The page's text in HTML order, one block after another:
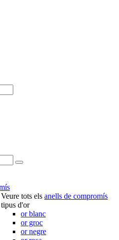
Veure tots els anells de compromís
tipus d'or
or blanc
or groc
or negre